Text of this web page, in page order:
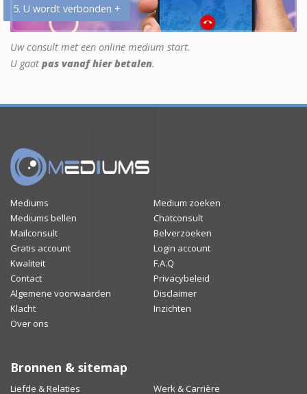
5. U wordt verbonden +
Uw consult met een online medium start.
U gaat pas vanaf hier betalen.
Mediums
Medium zoeken
Mediums bellen
Chatconsult
Mailconsult
Belverzoeken
Gratis account
Login account
Kwaliteit
F.A.Q
Contact
Privacybeleid
Algemene voorwaarden
Disclaimer
Klacht
Inzichten
Over ons
Bronnen & sitemap
Liefde & Relaties Werk & Carrière